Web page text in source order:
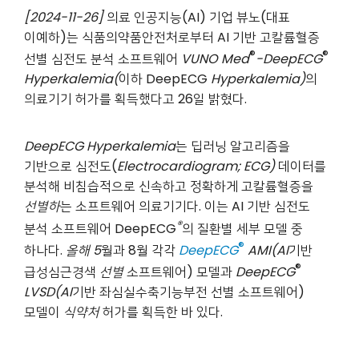
[2024-11-26]의료 인공지능(AI) 기업 뷰노(대표
이예하)는 식품의약품안전처로부터 AI 기반 고칼륨혈증
선별 심전도 분석 소프트웨어 VUNO Med®-DeepECG®
Hyperkalemia(이하 DeepECG Hyperkalemia)의
의료기기 허가를 획득했다고 26일 밝혔다.
DeepECG Hyperkalemia는 딥러닝 알고리즘을
기반으로 심전도(Electrocardiogram; ECG) 데이터를
분석해 비침습적으로 신속하고 정확하게 고칼륨혈증을
선별하는 소프트웨어 의료기기다. 이는 AI 기반 심전도
분석 소프트웨어 DeepECG®의 질환별 세부 모델 중
하나다. 올해5월과 8월 각각 DeepECG® AMI(AI기반
급성심근경색 선별소프트웨어) 모델과 DeepECG®
LVSD(AI기반 좌심실수축기능부전 선별 소프트웨어)
모델이 식약처허가를 획득한 바 있다.